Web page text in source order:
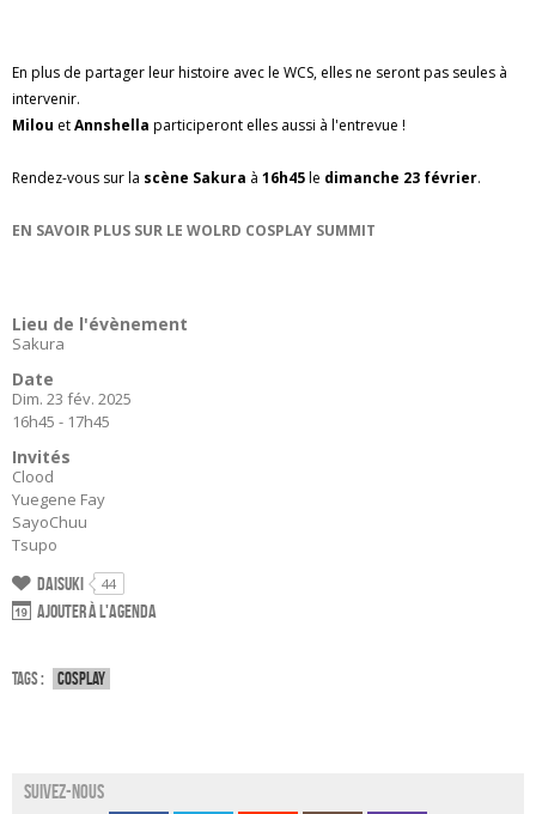
En plus de partager leur histoire avec le WCS, elles ne seront pas seules à
intervenir.
Milou etAnnshella participeront elles aussi à l'entrevue !
Rendez-vous sur la scène Sakura à 16h45le dimanche 23 février.
EN SAVOIR PLUS SUR LE WOLRD COSPLAY SUMMIT
Lieu de l'évènement
Sakura
Date
Dim. 23 fév. 2025
16h45 - 17h45
Invités
Clood
Yuegene Fay
SayoChuu
Tsupo
Daisuki 44
Ajouter à l'agenda
Tags : Cosplay
Suivez-nous